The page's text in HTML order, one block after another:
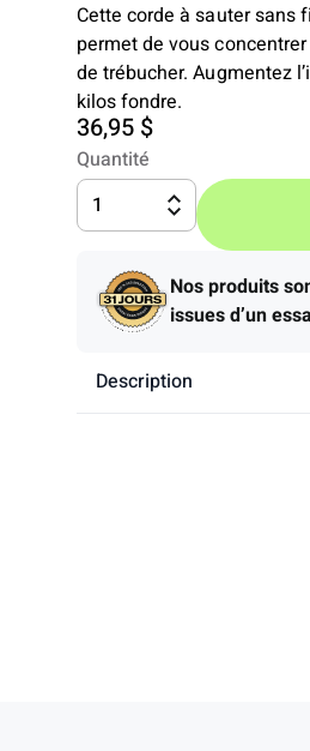
Cette corde à sauter sans
permet de vous
de trébucher. Augmentez
kilos fondre.
36,95 $
Quantité
1
Nos produits
issues d’un
Description